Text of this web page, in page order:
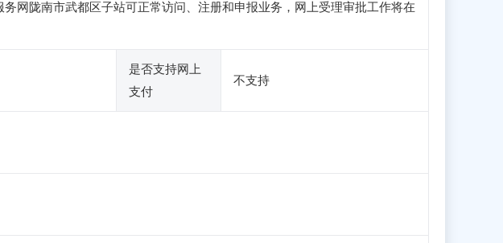
网陇南市武都区子站可正常访问、注册和申报业务，网上受理审批工作将在
是否支持网上
支付
不支持